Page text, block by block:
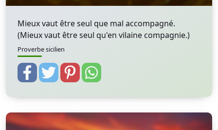
Mieux vaut être seul que mal accompagné.
(Mieux vaut être seul qu'en vilaine compagnie.)
Proverbe sicilien